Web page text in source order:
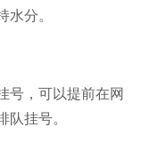
水分。
，可以提前在网
队挂号。